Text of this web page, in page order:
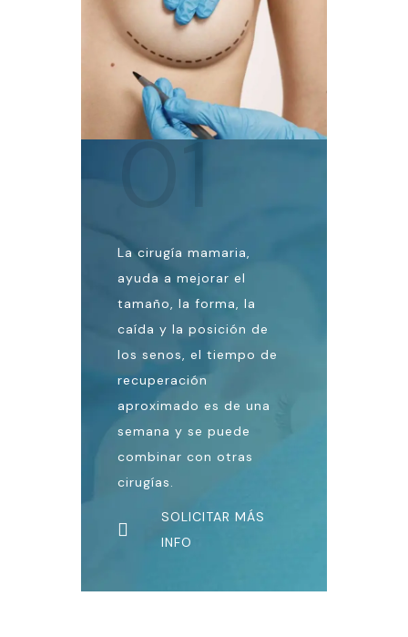
01
La cirugía mamaria,
ayuda a mejorar el
tamaño, la forma, la
caída y la posición de
los senos, el tiempo de
recuperación
aproximado es de una
semana y se puede
combinar con otras
cirugías.
SOLICITAR MÁS
INFO